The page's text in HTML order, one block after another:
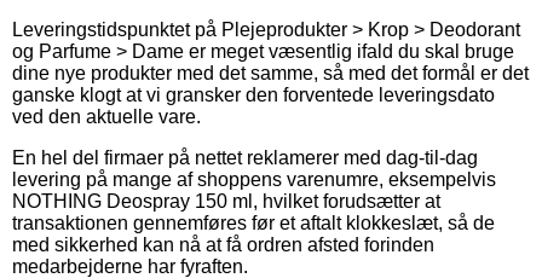
Leveringstidspunktet på Plejeprodukter > Krop > Deodorant
og Parfume > Dame er meget væsentlig ifald du skal bruge
dine nye produkter med det samme, så med det formål er det
ganske klogt at vi gransker den forventede leveringsdato
ved den aktuelle vare.
En hel del firmaer på nettet reklamerer med dag-til-dag
levering på mange af shoppens varenumre, eksempelvis
NOTHING Deospray 150 ml, hvilket forudsætter at
transaktionen gennemføres før et aftalt klokkeslæt, så de
med sikkerhed kan nå at få ordren afsted forinden
medarbejderne har fyraften.